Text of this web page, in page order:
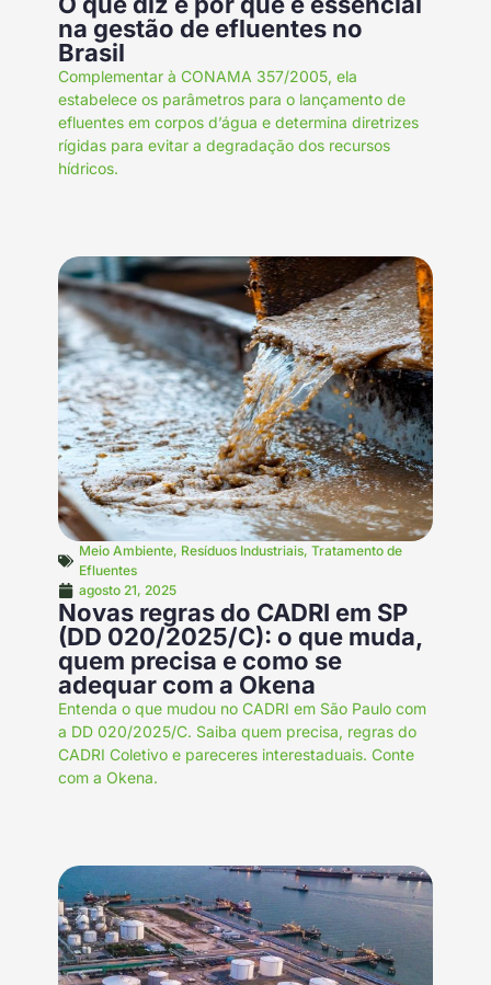
na gestão de efluentes no
Brasil
Complementar à CONAMA 357/2005, ela
estabelece os parâmetros para o lançamento de
efluentes em corpos d’água e determina diretrizes
rígidas para evitar a degradação dos recursos
hídricos.
Meio Ambiente, Resíduos Industriais, Tratamento de
Efluentes
agosto 21, 2025
Novas regras do CADRI em SP
(DD 020/2025/C): o que muda,
quem precisa e como se
adequar com a Okena
Entenda o que mudou no CADRI em São Paulo com
a DD 020/2025/C. Saiba quem precisa, regras do
CADRI Coletivo e pareceres interestaduais. Conte
com a Okena.